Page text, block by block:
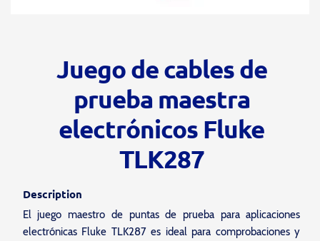
Juego de cables de
prueba maestra
electrónicos Fluke
TLK287
Description
El juego maestro de puntas de prueba para aplicaciones
electrónicas Fluke TLK287 es ideal para comprobaciones y